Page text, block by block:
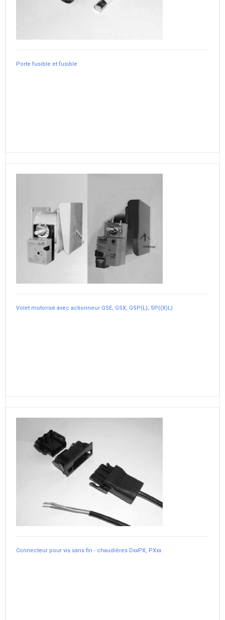
Porte fusible et fusible
Volet motorisé avec actionneur GSE, GSX, GSP(L), SP((X)L)
Connecteur pour vis sans fin - chaudières DxxPX, PXxx